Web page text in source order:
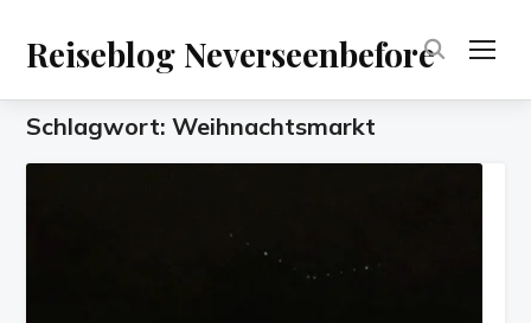
Reiseblog Neverseenbefore
Schlagwort:Weihnachtsmarkt